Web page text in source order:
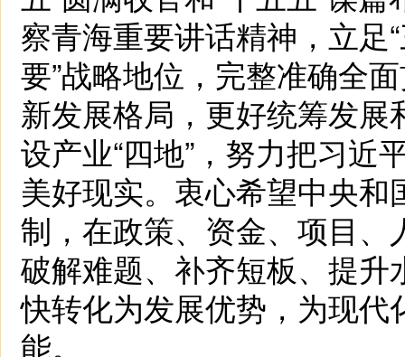
察青海重要讲话精神，立足
要”战略地位，完整准确全
新发展格局，更好统筹发
设产业“四地”，努力把习近
美好现实。衷心希望中央和
制，在政策、资金、项目
破解难题、补齐短板、提
快转化为发展优势，为现
能。